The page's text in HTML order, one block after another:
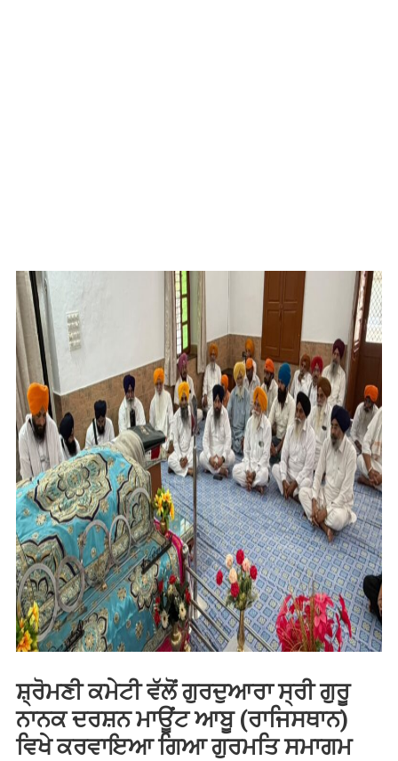
ਸ਼੍ਰੋਮਣੀ ਕਮੇਟੀ ਵੱਲੋਂ ਗੁਰਦੁਆਰਾ ਸ੍ਰੀ ਗੁਰੂ
ਨਾਨਕ ਦਰਸ਼ਨ ਮਾਊਂਟ ਆਬੂ (ਰਾਜਿਸਥਾਨ)
ਵਿਖੇ ਕਰਵਾਇਆ ਗਿਆ ਗੁਰਮਤਿ ਸਮਾਗਮ